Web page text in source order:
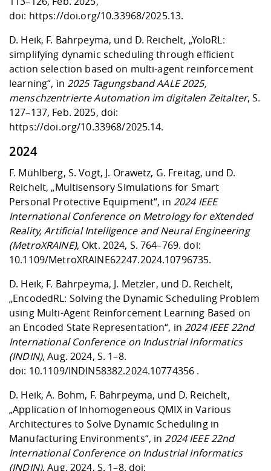
doi: https://doi.org/10.33968/2025.13.
D. Heik, F. Bahrpeyma, und D. Reichelt, „YoloRL:
simplifying dynamic scheduling through efficient
action selection based on multi-agent reinforcement
learning“, in 2025 Tagungsband AALE 2025,
menschzentrierte Automation im digitalen Zeitalter, S.
127–137, Feb. 2025, doi:
https://doi.org/10.33968/2025.14.
2024
F. Mühlberg, S. Vogt, J. Orawetz, G. Freitag, und D.
Reichelt, „Multisensory Simulations for Smart
Personal Protective Equipment“, in 2024 IEEE
International Conference on Metrology for eXtended
Reality, Artificial Intelligence and Neural Engineering
(MetroXRAINE), Okt. 2024, S. 764–769. doi:
10.1109/MetroXRAINE62247.2024.10796735.
D. Heik, F. Bahrpeyma, J. Metzler, und D. Reichelt,
„EncodedRL: Solving the Dynamic Scheduling Problem
using Multi-Agent Reinforcement Learning Based on
an Encoded State Representation“, in2024 IEEE 22nd
International Conference on Industrial Informatics
(INDIN), Aug. 2024, S. 1–8.
doi: 10.1109/INDIN58382.2024.10774356 .
D. Heik, A. Bohm, F. Bahrpeyma, und D. Reichelt,
„Application of Inhomogeneous QMIX in Various
Architectures to Solve Dynamic Scheduling in
Manufacturing Environments“, in2024 IEEE 22nd
International Conference on Industrial Informatics
(INDIN), Aug. 2024, S. 1–8. doi: